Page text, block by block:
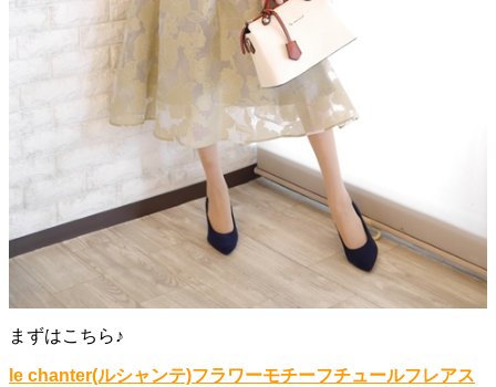
まずはこちら♪
le chanter(ルシャンテ)フラワーモチーフチュールフレアス